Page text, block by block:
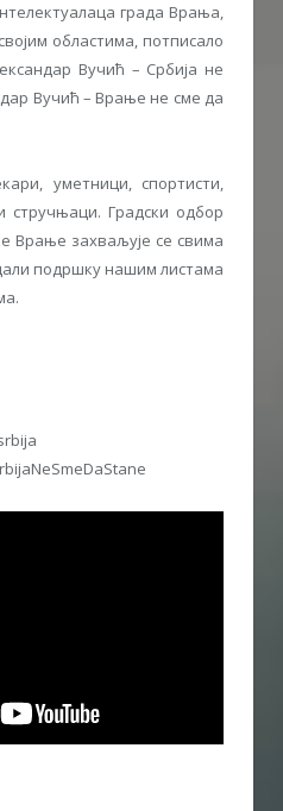
града Врања,
областима, потписало
Вучић – Србија не
Вучић – Врање не сме да
уметници, спортисти,
стручњаци. Градски одбор
Врање захваљује се свима
подршку нашим листама